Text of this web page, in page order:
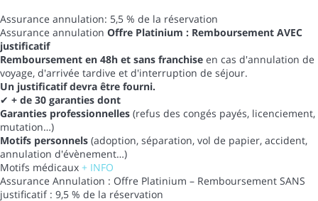
Assurance annulation: 5,5 % de la réservation
Assurance annulation Offre Platinium : Remboursement AVEC
justificatif
Remboursement en 48h et sans franchise en cas d'annulation de
voyage, d'arrivée tardive et d'interruption de séjour.
Un justificatif devra être fourni.
✔ + de 30 garanties dont
Garanties professionnelles (refus des congés payés, licenciement,
mutation…)
Motifs personnels (adoption, séparation, vol de papier, accident,
annulation d'évènement…)
Motifs médicaux + INFO
Assurance Annulation : Offre Platinium – Remboursement SANS
justificatif : 9,5 % de la réservation